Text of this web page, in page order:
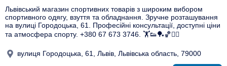
Львівський магазин спортивних товарів з широким вибором
спортивного одягу, взуття та обладнання. Зручне розташування
на вулиці Городоцька, 61. Професійні консультації, доступні ціни
та атмосфера спорту. +380 67 673 3746. 🏋️👟🏓🏀🚴‍♀️
вулиця Городоцька, 61, Львів, Львівська область, 79000